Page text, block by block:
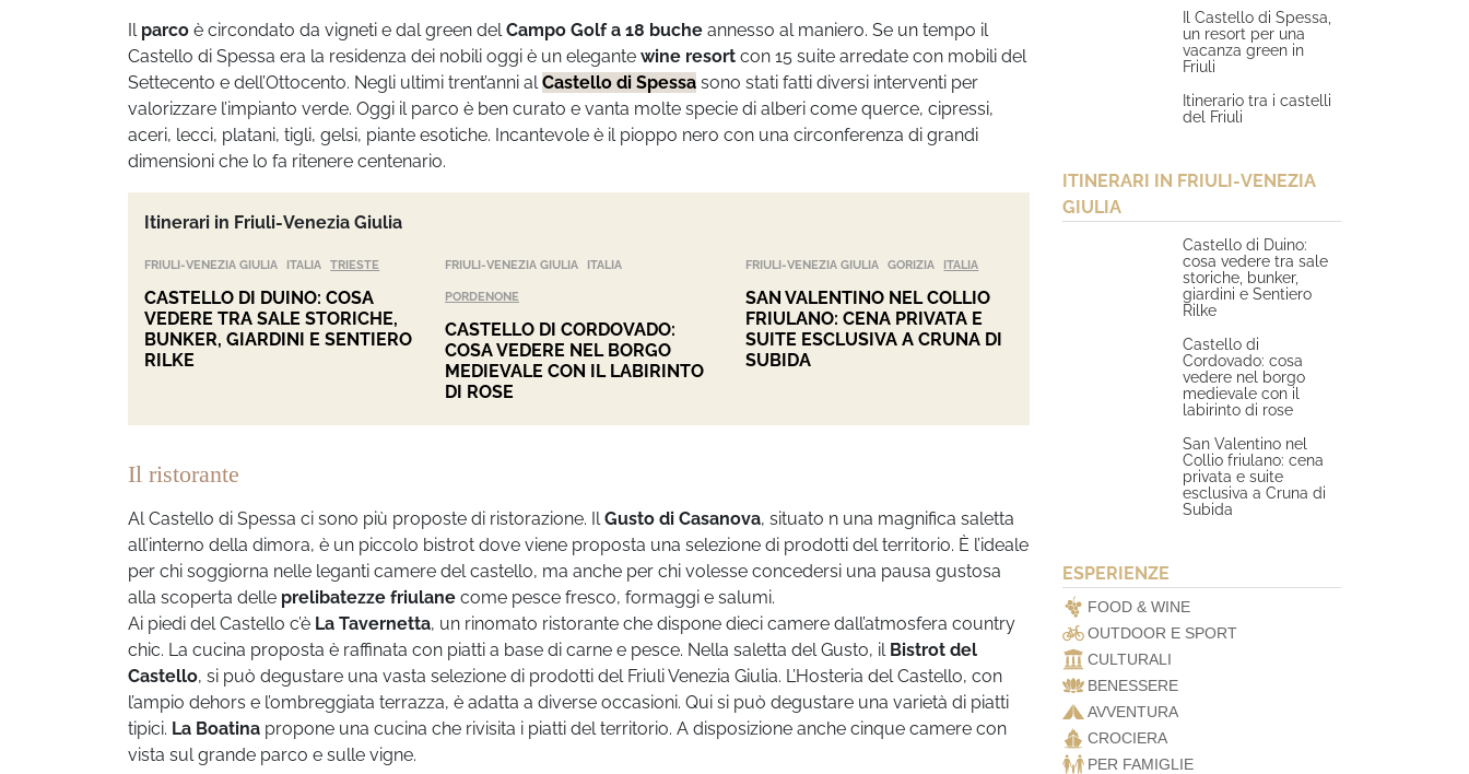
Il parco è circondato da vigneti e dal green delCampo Golf a 18 buche annesso al maniero. Se un tempo il
Castello di Spessa era la residenza dei nobili oggi è un elegante wine resort con 15 suite arredate con mobili del
Settecento e dell’Ottocento. Negli ultimi trent’anni alCastello di Spessa sono stati fatti diversi interventi per
valorizzare l’impianto verde. Oggi il parco è ben curato e vanta molte specie di alberi come querce, cipressi,
aceri, lecci, platani, tigli, gelsi, piante esotiche. Incantevole è il pioppo nero con una circonferenza di grandi
dimensioni che lo fa ritenere centenario.
Itinerari in Friuli-Venezia Giulia
FRIULI-VENEZIA GIULIA ITALIA TRIESTE
CASTELLO DI DUINO: COSA
VEDERE TRA SALE STORICHE,
BUNKER, GIARDINI E SENTIERO
RILKE
FRIULI-VENEZIA GIULIA ITALIA
PORDENONE
CASTELLO DI CORDOVADO:
COSA VEDERE NEL BORGO
MEDIEVALE CON IL LABIRINTO
DI ROSE
FRIULI-VENEZIA GIULIA GORIZIA ITALIA
SAN VALENTINO NEL COLLIO
FRIULANO: CENA PRIVATA E
SUITE ESCLUSIVA A CRUNA DI
SUBIDA
Il ristorante
Al Castello di Spessa ci sono più proposte di ristorazione. Il Gusto di Casanova, situato n una magnifica saletta
all’interno della dimora, è un piccolo bistrot dove viene proposta una selezione di prodotti del territorio. È l’ideale
per chi soggiorna nelle leganti camere del castello, ma anche per chi volesse concedersi una pausa gustosa
alla scoperta delle prelibatezze friulane come pesce fresco, formaggi e salumi.
Ai piedi del Castello c’è La Tavernetta, un rinomato ristorante che dispone dieci camere dall’atmosfera country
chic. La cucina proposta è raffinata con piatti a base di carne e pesce. Nella saletta del Gusto, il Bistrot del
Castello, si può degustare una vasta selezione di prodotti del Friuli Venezia Giulia. L’Hosteria del Castello, con
l’ampio dehors e l’ombreggiata terrazza, è adatta a diverse occasioni. Qui si può degustare una varietà di piatti
tipici. La Boatina propone una cucina che rivisita i piatti del territorio. A disposizione anche cinque camere con
vista sul grande parco e sulle vigne.
Il Castello di Spessa,
un resort per una
vacanza green in
Friuli
Itinerario tra i castelli
del Friuli
ITINERARI IN FRIULI-VENEZIA
GIULIA
Castello di Duino:
cosa vedere tra sale
storiche, bunker,
giardini e Sentiero
Rilke
Castello di
Cordovado: cosa
vedere nel borgo
medievale con il
labirinto di rose
San Valentino nel
Collio friulano: cena
privata e suite
esclusiva a Cruna di
Subida
ESPERIENZE
FOOD & WINE
OUTDOOR E SPORT
CULTURALI
BENESSERE
AVVENTURA
CROCIERA
PER FAMIGLIE